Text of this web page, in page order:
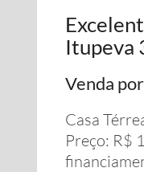
Itupeva
Venda
Casa
Preço: R$